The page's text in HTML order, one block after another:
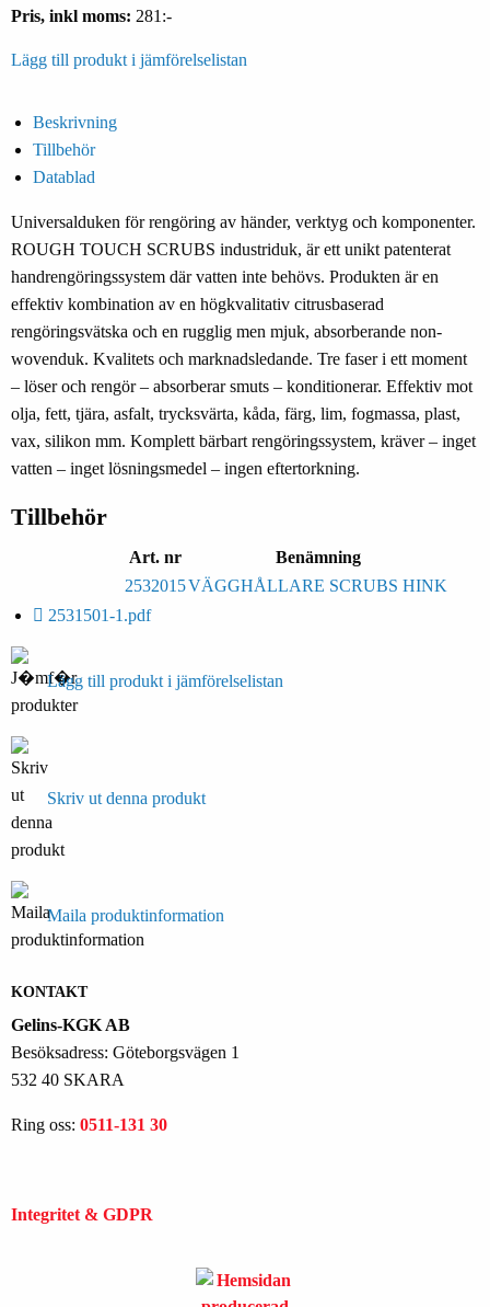
Pris, inkl moms: 281:-
Lägg till produkt i jämförelselistan
Beskrivning
Tillbehör
Datablad
Universalduken för rengöring av händer, verktyg och komponenter.
ROUGH TOUCH SCRUBS industriduk, är ett unikt patenterat
handrengöringssystem där vatten inte behövs. Produkten är en
effektiv kombination av en högkvalitativ citrusbaserad
rengöringsvätska och en rugglig men mjuk, absorberande non-
wovenduk. Kvalitets och marknadsledande. Tre faser i ett moment
– löser och rengör – absorberar smuts – konditionerar. Effektiv mot
olja, fett, tjära, asfalt, trycksvärta, kåda, färg, lim, fogmassa, plast,
vax, silikon mm. Komplett bärbart rengöringssystem, kräver – inget
vatten – inget lösningsmedel – ingen eftertorkning.
Tillbehör
Art. nr
Benämning
2532015VÄGGHÅLLARE SCRUBS HINK
2531501-1.pdf
Lägg till produkt i jämförelselistan
Skriv ut denna produkt
Maila produktinformation
KONTAKT
Gelins-KGK AB
Besöksadress: Göteborgsvägen 1
532 40 SKARA
Ring oss: 0511-131 30
Integritet & GDPR